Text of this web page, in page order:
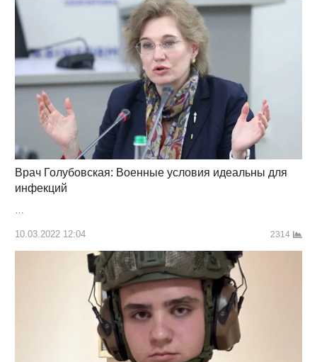
Врач Голубовская: Военные условия идеальны для
инфекций
…
10.03.2022 12:04 2314